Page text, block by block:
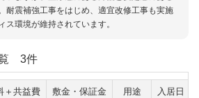
耐震補強工事をはじめ、適宜改修工事も実施
ス環境が維持されています。
覧 3件
＋共益費 敷金・保証金 用途 入居日